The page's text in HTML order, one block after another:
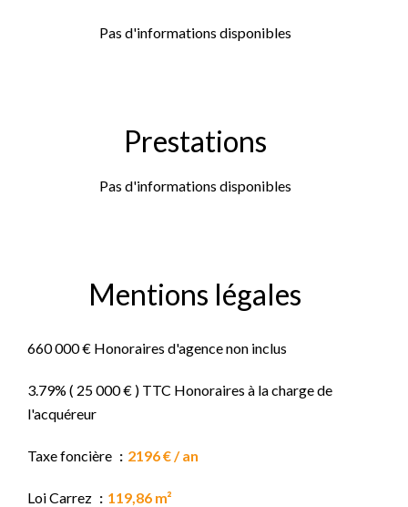
Pas d'informations disponibles
Prestations
Pas d'informations disponibles
Mentions légales
660 000 € Honoraires d'agence non inclus
3.79% ( 25 000 € ) TTC Honoraires à la charge de
l'acquéreur
Taxe foncière 2196 € / an
Loi Carrez 119,86 m²